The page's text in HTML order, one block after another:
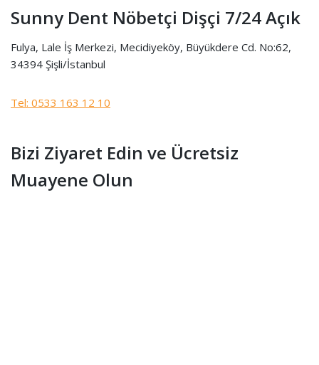
Sunny Dent Nöbetçi Dişçi 7/24 Açık
Fulya, Lale İş Merkezi, Mecidiyeköy, Büyükdere Cd. No:62,
34394 Şişli/İstanbul
Tel: 0533 163 12 10
Bizi Ziyaret Edin ve Ücretsiz
Muayene Olun